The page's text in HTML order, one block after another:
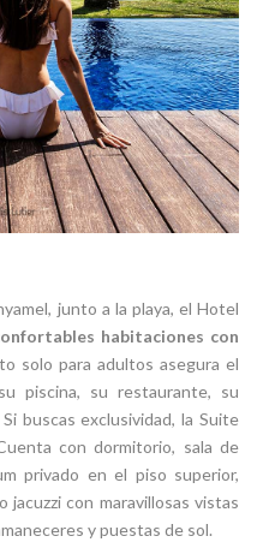
junto a la playa, el Hotel
habitaciones con
solo para adultos asegura el
piscina, su restaurante, su
buscas exclusividad, la Suite
con dormitorio, sala de
privado en el piso superior,
con maravillosas vistas
y puestas de sol.